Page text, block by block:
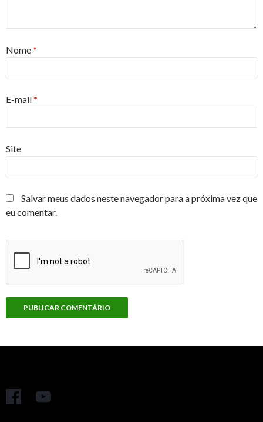
Nome*
E-mail*
Site
Salvar meus dados neste navegador para a próxima vez que
eu comentar.